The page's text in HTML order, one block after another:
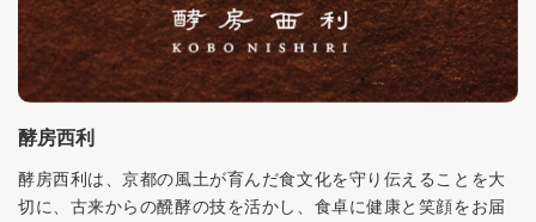
酵房西利
酵房西利は、京都の風土が育んだ食文化を守り伝えることを大
切に、古来からの醗酵の技を活かし、食卓に健康と笑顔をお届